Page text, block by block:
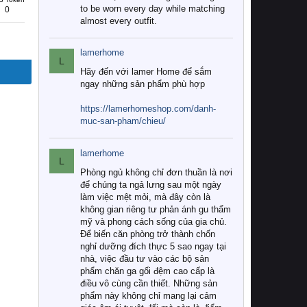
0
to be worn every day while matching
almost every outfit.
L
lamerhome
Hãy đến với lamer Home để sắm
ngay những sản phẩm phù hợp
https://lamerhomeshop.com/danh-
muc-san-pham/chieu/
L
lamerhome
Phòng ngủ không chỉ đơn thuần là nơi
để chúng ta ngả lưng sau một ngày
làm việc mệt mỏi, mà đây còn là
không gian riêng tư phản ánh gu thẩm
mỹ và phong cách sống của gia chủ.
Để biến căn phòng trở thành chốn
nghỉ dưỡng đích thực 5 sao ngay tại
nhà, việc đầu tư vào các bộ sản
phẩm chăn ga gối đệm cao cấp là
điều vô cùng cần thiết. Những sản
phẩm này không chỉ mang lại cảm